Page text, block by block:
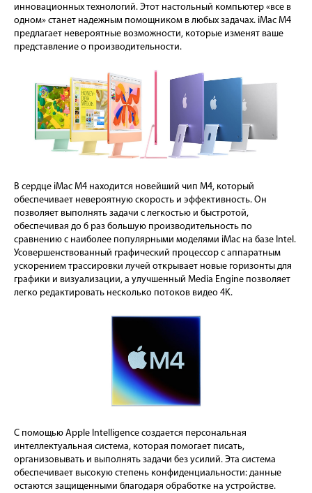
инновационных технологий. Этот настольный компьютер «все в
одном» станет надежным помощником в любых задачах. iMac M4
предлагает невероятные возможности, которые изменят ваше
представление о производительности.
В сердце iMac M4 находится новейший чип M4, который
обеспечивает невероятную скорость и эффективность. Он
позволяет выполнять задачи с легкостью и быстротой,
обеспечивая до 6 раз большую производительность по
сравнению с наиболее популярными моделями iMac на базе Intel.
Усовершенствованный графический процессор с аппаратным
ускорением трассировки лучей открывает новые горизонты для
графики и визуализации, а улучшенный Media Engine позволяет
легко редактировать несколько потоков видео 4K.
С помощью Apple Intelligence создается персональная
интеллектуальная система, которая помогает писать,
организовывать и выполнять задачи без усилий. Эта система
обеспечивает высокую степень конфиденциальности: данные
остаются защищенными благодаря обработке на устройстве.